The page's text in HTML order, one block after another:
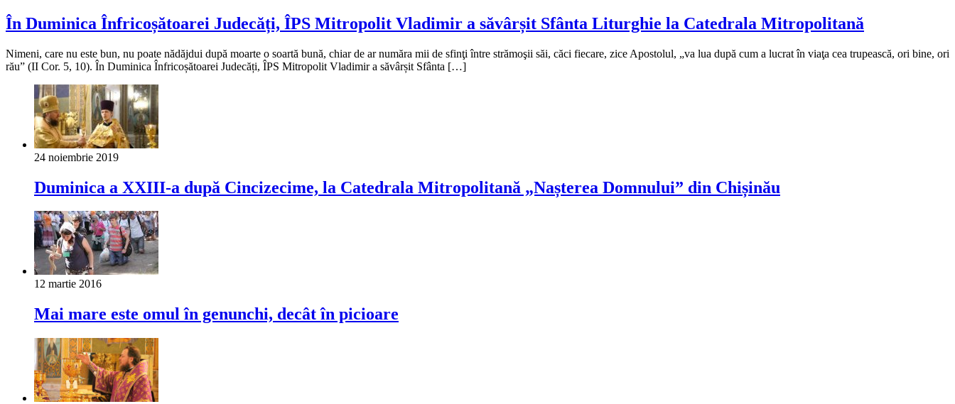
În Duminica Înfricoșătoarei Judecăți, ÎPS Mitropolit Vladimir a săvârșit Sfânta Liturghie la Catedrala Mitropolitană
Nimeni, care nu este bun, nu poate nădăjdui după moarte o soartă bună, chiar de ar număra mii de sfinţi între strămoşii săi, căci fiecare, zice Apostolul, „va lua după cum a lucrat în viaţa cea trupească, ori bine, ori
rău” (II Cor. 5, 10). În Duminica Înfricoșătoarei Judecăți, ÎPS Mitropolit Vladimir a săvârșit Sfânta […]
24 noiembrie 2019
Duminica a XXIII-a după Cincizecime, la Catedrala Mitropolitană „Nașterea Domnului” din Chișinău
12 martie 2016
Mai mare este omul în genunchi, decât în picioare